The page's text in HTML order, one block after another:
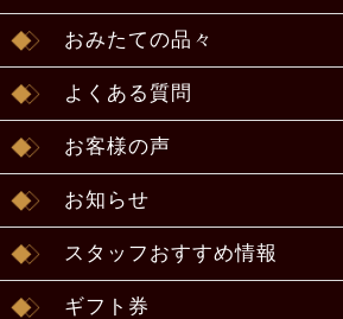
おみたての品々
よくある質問
お客様の声
お知らせ
スタッフおすすめ情報
ギフト券